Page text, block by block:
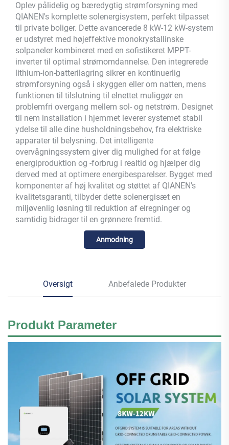
Oplev pålidelig og bæredygtig strømforsyning med
QIANEN's komplette solenergisystem, perfekt tilpasset
til private boliger. Dette avancerede 8 kW-12 kW-system
er udstyret med højeffektive monokrystallinske
solpaneler kombineret med en sofistikeret MPPT-
inverter til optimal strømomdannelse. Den integrerede
lithium-ion-batterilagring sikrer en kontinuerlig
strømforsyning også i skyggen eller om natten, mens
funktionen til tilslutning til elnettet muliggør en
problemfri overgang mellem sol- og netstrøm. Designet
til nem installation i hjemmet leverer systemet stabil
ydelse til alle dine husholdningsbehov, fra elektriske
apparater til belysning. Det intelligente
overvågningssystem giver dig mulighed for at følge
energiproduktion og -forbrug i realtid og hjælper dig
derved med at optimere energibesparelser. Bygget med
komponenter af høj kvalitet og støttet af QIANEN's
kvalitetsgaranti, tilbyder dette solenergisæt en
miljøvenlig løsning til reduktion af elregninger og
samtidig bidrager til en grønnere fremtid.
Anmodning
Oversigt Anbefalede Produkter
Produkt Parameter